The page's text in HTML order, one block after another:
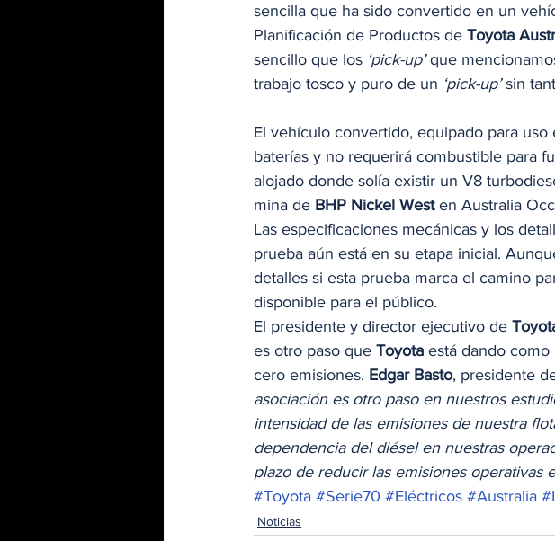
sencilla que ha sido convertido en un
Planificación de Productos de Toyota
sencillo que los ‘pick-up’ que
trabajo tosco y puro de un ‘pick-up’ sin
El vehículo convertido, equipado para
baterías y no requerirá combustible para
alojado donde solía existir un V8
mina de BHP Nickel West en Australia
Las especificaciones mecánicas y los
prueba aún está en su etapa inicial.
detalles si esta prueba marca el camino
disponible para el público.
El presidente y director ejecutivo de
es otro paso que Toyota está dando
cero emisiones. Edgar Basto, presidente
asociación es otro paso en nuestros
intensidad de las emisiones de nuestra
dependencia del diésel en nuestras
plazo de reducir las emisiones operativas
#Toyota #Serie70 #Eléctricos #Australia
Noticias